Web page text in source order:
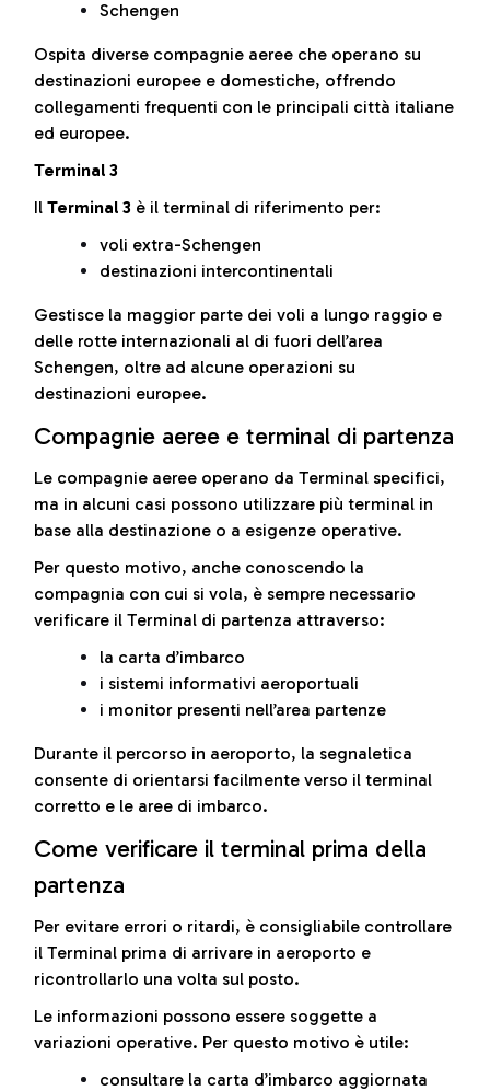
Schengen
Ospita diverse compagnie aeree che operano su
destinazioni europee e domestiche, offrendo
collegamenti frequenti con le principali città italiane
ed europee.
Terminal 3
Il Terminal 3 è il terminal di riferimento per:
voli extra-Schengen
destinazioni intercontinentali
Gestisce la maggior parte dei voli a lungo raggio e
delle rotte internazionali al di fuori dell’area
Schengen, oltre ad alcune operazioni su
destinazioni europee.
Compagnie aeree e terminal di partenza
Le compagnie aeree operano da Terminal specifici,
ma in alcuni casi possono utilizzare più terminal in
base alla destinazione o a esigenze operative.
Per questo motivo, anche conoscendo la
compagnia con cui si vola, è sempre necessario
verificare il Terminal di partenza attraverso:
la carta d’imbarco
i sistemi informativi aeroportuali
i monitor presenti nell’area partenze
Durante il percorso in aeroporto, la segnaletica
consente di orientarsi facilmente verso il terminal
corretto e le aree di imbarco.
Come verificare il terminal prima della
partenza
Per evitare errori o ritardi, è consigliabile controllare
il Terminal prima di arrivare in aeroporto e
ricontrollarlo una volta sul posto.
Le informazioni possono essere soggette a
variazioni operative. Per questo motivo è utile:
consultare la carta d’imbarco aggiornata